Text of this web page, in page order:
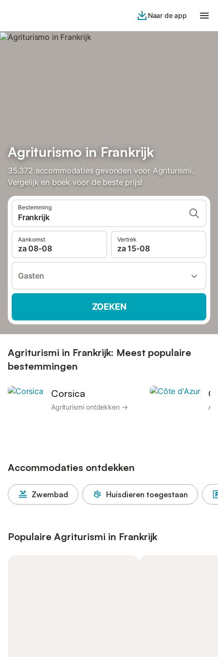
Naar de app
Agriturismo in Frankrijk
35.372 accommodaties gevonden voor Agriturismi.
Vergelijk en boek voor de beste prijs!
Bestemming
Frankrijk
Aankomst
za 08-08
Vertrek
za 15-08
Gasten
ZOEKEN
Agriturismi in Frankrijk: Meest populaire
bestemmingen
Corsica
Agriturismi ontdekken →
Accommodaties ontdekken
Zwembad Huisdieren toegestaan
Populaire Agriturismi in Frankrijk